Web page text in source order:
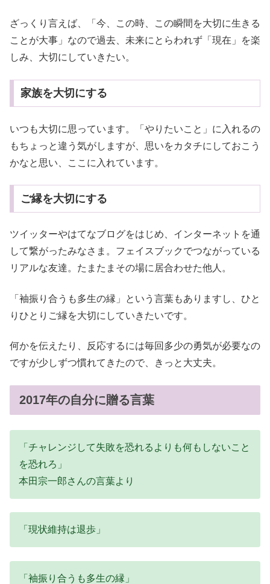
ざっくり言えば、「今、この時、この瞬間を大切に生きる
ことが大事」なので過去、未来にとらわれず「現在」を楽
しみ、大切にしていきたい。
家族を大切にする
いつも大切に思っています。「やりたいこと」に入れるの
もちょっと違う気がしますが、思いをカタチにしておこう
かなと思い、ここに入れています。
ご縁を大切にする
ツイッターやはてなブログをはじめ、インターネットを通
して繋がったみなさま。フェイスブックでつながっている
リアルな友達。たまたまその場に居合わせた他人。
「袖振り合うも多生の縁」という言葉もありますし、ひと
りひとりご縁を大切にしていきたいです。
何かを伝えたり、反応するには毎回多少の勇気が必要なの
ですが少しずつ慣れてきたので、きっと大丈夫。
2017年の自分に贈る言葉
「チャレンジして失敗を恐れるよりも何もしないこと
を恐れろ」
本田宗一郎さんの言葉より
「現状維持は退歩」
「袖振り合うも多生の縁」